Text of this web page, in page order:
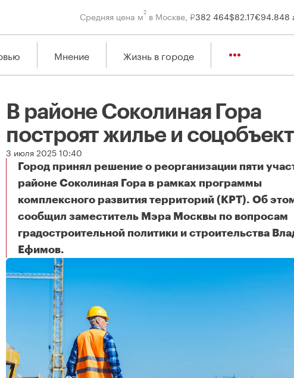
Средняя цена м2 в Москве, ₽382 464$82.17€94.848
Мнение Жизнь в городе
В районе Соколиная Гора
построят жилье и
3 июля 2025 10:40
Город принял решение о реорганизации пяти
районе Соколиная Гора в рамках программы
комплексного развития территорий (КРТ). Об
сообщил заместитель Мэра Москвы по вопросам
градостроительной политики и строительства
Ефимов.
В районе Соколиная Гора построят жилье и соцобъекты